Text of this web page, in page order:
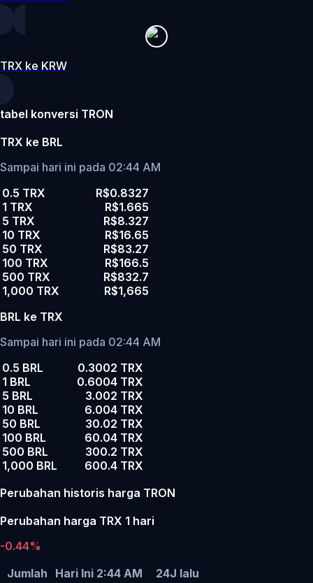
TRX ke KRW
tabel konversi TRON
TRX ke BRL
Sampai hari ini pada 02:44 AM
0.5 TRX
R$0.8327
1 TRX
R$1.665
5 TRX
R$8.327
10 TRX
R$16.65
50 TRX
R$83.27
100 TRX
R$166.5
500 TRX
R$832.7
1,000 TRX
R$1,665
BRL ke TRX
Sampai hari ini pada 02:44 AM
0.5 BRL
0.3002 TRX
1 BRL
0.6004 TRX
5 BRL
3.002 TRX
10 BRL
6.004 TRX
50 BRL
30.02 TRX
100 BRL
60.04 TRX
500 BRL
300.2 TRX
1,000 BRL
600.4 TRX
Perubahan historis harga TRON
Perubahan harga TRX 1 hari
-0.44%
Jumlah
Hari Ini 2:44 AM 24J lalu